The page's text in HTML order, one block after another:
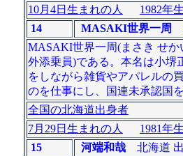
10月4日生まれの人
1982年
14
MASAKI世界一周
MASAKI世界一周(まさき せか
外添乗員)である。本名は小堺
をしながら雑貨やアパレルの
のを仕事にし、国連未承認国
全国の北海道出身者
7月29日生まれの人
1981年
15
河端和哉北海道